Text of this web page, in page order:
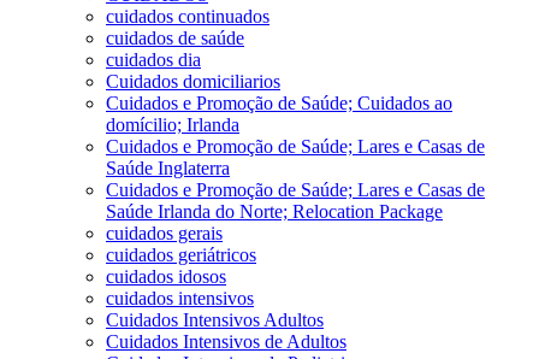
cuidados continuados
cuidados de saúde
cuidados dia
Cuidados domiciliarios
Cuidados e Promoção de Saúde; Cuidados ao
domícilio; Irlanda
Cuidados e Promoção de Saúde; Lares e Casas de
Saúde Inglaterra
Cuidados e Promoção de Saúde; Lares e Casas de
Saúde Irlanda do Norte; Relocation Package
cuidados gerais
cuidados geriátricos
cuidados idosos
cuidados intensivos
Cuidados Intensivos Adultos
Cuidados Intensivos de Adultos